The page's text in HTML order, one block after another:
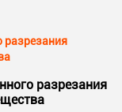
разрезания
разрезания